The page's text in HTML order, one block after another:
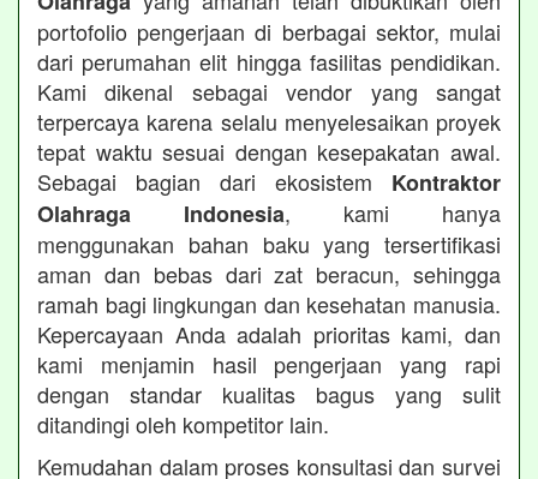
portofolio pengerjaan di berbagai sektor, mulai
dari perumahan elit hingga fasilitas pendidikan.
Kami dikenal sebagai vendor yang sangat
terpercaya karena selalu menyelesaikan proyek
tepat waktu sesuai dengan kesepakatan awal.
Sebagai bagian dari ekosistem Kontraktor
Olahraga Indonesia, kami hanya
menggunakan bahan baku yang tersertifikasi
aman dan bebas dari zat beracun, sehingga
ramah bagi lingkungan dan kesehatan manusia.
Kepercayaan Anda adalah prioritas kami, dan
kami menjamin hasil pengerjaan yang rapi
dengan standar kualitas bagus yang sulit
ditandingi oleh kompetitor lain.
Kemudahan dalam proses konsultasi dan survei